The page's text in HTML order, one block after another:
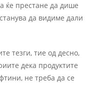
ќе престане да дише
да видиме дали
тезги, тие од десно,
дека продуктите
не треба да се